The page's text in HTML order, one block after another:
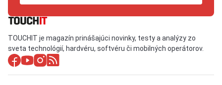
TOUCHIT je magazín prinášajúci novinky, testy a analýzy zo
sveta technológií, hardvéru, softvéru či mobilných operátorov.